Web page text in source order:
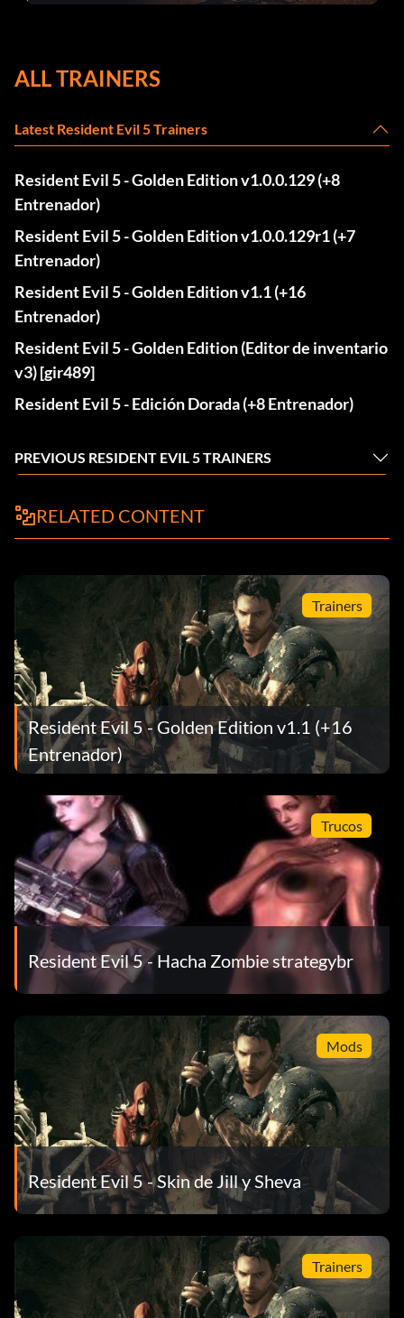
el parche 1.0.4
ALL TRAINERS
Latest Resident Evil 5 Trainers
Resident Evil 5 - Golden Edition v1.0.0.129 (+8
Entrenador)
Resident Evil 5 - Golden Edition v1.0.0.129r1 (+7
Entrenador)
Resident Evil 5 - Golden Edition v1.1 (+16
Entrenador)
Resident Evil 5 - Golden Edition (Editor de inventario
v3) [gir489]
Resident Evil 5 - Edición Dorada (+8 Entrenador)
PREVIOUS RESIDENT EVIL 5 TRAINERS
RELATED CONTENT
Trainers
Resident Evil 5 - Golden Edition v1.1 (+16
Entrenador)
Trucos
Resident Evil 5 - Hacha Zombie strategybr
Mods
Resident Evil 5 - Skin de Jill y Sheva
Trainers